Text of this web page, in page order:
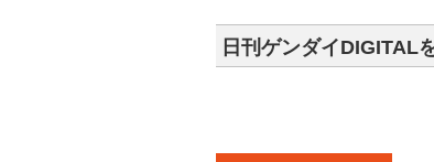
日刊ゲンダイDIGITAL